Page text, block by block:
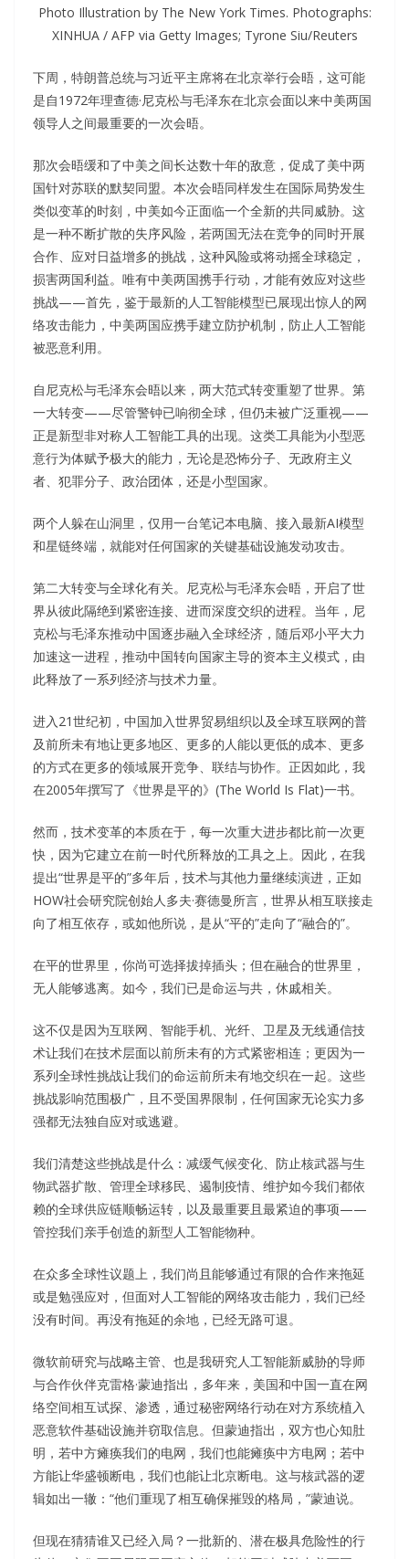
Photo Illustration by The New York Times. Photographs:
XINHUA / AFP via Getty Images; Tyrone Siu/Reuters
下周，特朗普总统与习近平主席将在北京举行会晤，这可能
是自1972年理查德·尼克松与毛泽东在北京会面以来中美两国
领导人之间最重要的一次会晤。
那次会晤缓和了中美之间长达数十年的敌意，促成了美中两
国针对苏联的默契同盟。本次会晤同样发生在国际局势发生
类似变革的时刻，中美如今正面临一个全新的共同威胁。这
是一种不断扩散的失序风险，若两国无法在竞争的同时开展
合作、应对日益增多的挑战，这种风险或将动摇全球稳定，
损害两国利益。唯有中美两国携手行动，才能有效应对这些
挑战——首先，鉴于最新的人工智能模型已展现出惊人的网
络攻击能力，中美两国应携手建立防护机制，防止人工智能
被恶意利用。
自尼克松与毛泽东会晤以来，两大范式转变重塑了世界。第
一大转变——尽管警钟已响彻全球，但仍未被广泛重视——
正是新型非对称人工智能工具的出现。这类工具能为小型恶
意行为体赋予极大的能力，无论是恐怖分子、无政府主义
者、犯罪分子、政治团体，还是小型国家。
两个人躲在山洞里，仅用一台笔记本电脑、接入最新AI模型
和星链终端，就能对任何国家的关键基础设施发动攻击。
第二大转变与全球化有关。尼克松与毛泽东会晤，开启了世
界从彼此隔绝到紧密连接、进而深度交织的进程。当年，尼
克松与毛泽东推动中国逐步融入全球经济，随后邓小平大力
加速这一进程，推动中国转向国家主导的资本主义模式，由
此释放了一系列经济与技术力量。
进入21世纪初，中国加入世界贸易组织以及全球互联网的普
及前所未有地让更多地区、更多的人能以更低的成本、更多
的方式在更多的领域展开竞争、联结与协作。正因如此，我
在2005年撰写了《世界是平的》(The World Is Flat)一书。
然而，技术变革的本质在于，每一次重大进步都比前一次更
快，因为它建立在前一时代所释放的工具之上。因此，在我
提出“世界是平的”多年后，技术与其他力量继续演进，正如
HOW社会研究院创始人多夫·赛德曼所言，世界从相互联接走
向了相互依存，或如他所说，是从“平的”走向了“融合的”。
在平的世界里，你尚可选择拔掉插头；但在融合的世界里，
无人能够逃离。如今，我们已是命运与共，休戚相关。
这不仅是因为互联网、智能手机、光纤、卫星及无线通信技
术让我们在技术层面以前所未有的方式紧密相连；更因为一
系列全球性挑战让我们的命运前所未有地交织在一起。这些
挑战影响范围极广，且不受国界限制，任何国家无论实力多
强都无法独自应对或逃避。
我们清楚这些挑战是什么：减缓气候变化、防止核武器与生
物武器扩散、管理全球移民、遏制疫情、维护如今我们都依
赖的全球供应链顺畅运转，以及最重要且最紧迫的事项——
管控我们亲手创造的新型人工智能物种。
在众多全球性议题上，我们尚且能够通过有限的合作来拖延
或是勉强应对，但面对人工智能的网络攻击能力，我们已经
没有时间。再没有拖延的余地，已经无路可退。
微软前研究与战略主管、也是我研究人工智能新威胁的导师
与合作伙伴克雷格·蒙迪指出，多年来，美国和中国一直在网
络空间相互试探、渗透，通过秘密网络行动在对方系统植入
恶意软件基础设施并窃取信息。但蒙迪指出，双方也心知肚
明，若中方瘫痪我们的电网，我们也能瘫痪中方电网；若中
方能让华盛顿断电，我们也能让北京断电。这与核武器的逻
辑如出一辙：“他们重现了相互确保摧毁的格局，”蒙迪说。
但现在猜猜谁又已经入局？一批新的、潜在极具危险性的行